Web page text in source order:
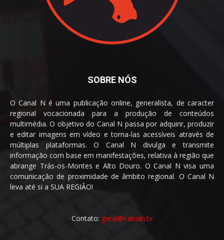
SOBRE NÓS
O Canal N é uma publicação online, generalista, de caracter
regional vocacionada para a produção de conteúdos
multimédia. O objetivo do Canal N passa por adquirir, produzir
e editar imagens em vídeo e torna-las acessíveis através de
múltiplas plataformas. O Canal N divulga e transmite
informação com base em manifestações, relativa à região que
abrange Trás-os-Montes e Alto Douro. O Canal N visa uma
comunicação de proximidade de âmbito regional. O Canal N
leva até si a SUA REGIÃO!
Contato: geral@canaln.tv